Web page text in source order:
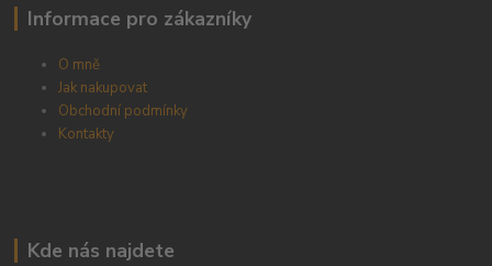
Informace pro zákazníky
O mně
Jak nakupovat
Obchodní podmínky
Kontakty
Kde nás najdete